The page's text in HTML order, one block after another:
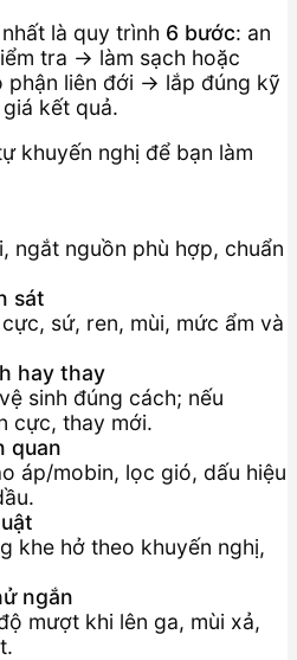
là quy trình 6 bước: an
tra → làm sạch hoặc
liên đới → lắp đúng kỹ
kết quả.
khuyến nghị để bạn làm
ngắt nguồn phù hợp, chuẩn
sát
sứ, ren, mùi, mức ẩm và
hay thay
sinh đúng cách; nếu
cực, thay mới.
quan
áp/mobin, lọc gió, dấu hiệu
khe hở theo khuyến nghị,
ngắn
mượt khi lên ga, mùi xả,